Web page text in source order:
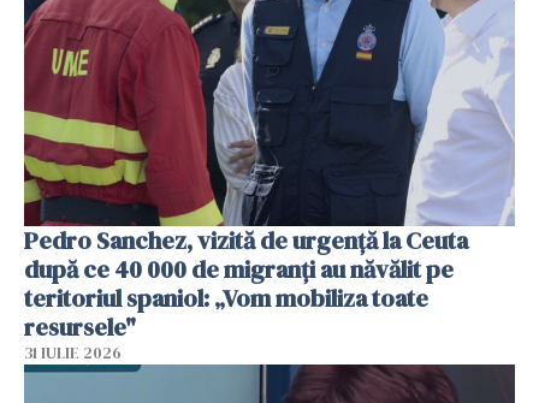
Pedro Sanchez, vizită de urgență la Ceuta
după ce 40 000 de migranți au năvălit pe
teritoriul spaniol: „Vom mobiliza toate
resursele"
31 IULIE 2026